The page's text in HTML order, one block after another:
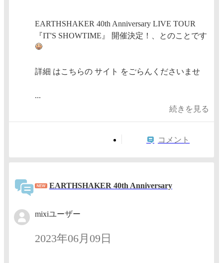
EARTHSHAKER 40th Anniversary LIVE TOUR
『IT'S SHOWTIME』 開催決定！、とのことです
詳細 はこちらの サイト をごらんくださいませ
...
続きを見る
コメント
EARTHSHAKER 40th Anniversary
mixiユーザー
2023年06月09日